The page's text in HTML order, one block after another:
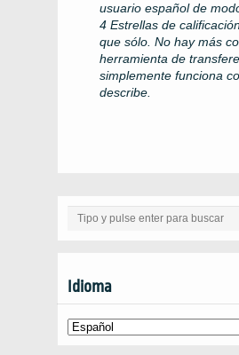
usuario español de
4 Estrellas de
que sólo. No hay más
herramienta de
simplemente funciona
describe.
Idioma